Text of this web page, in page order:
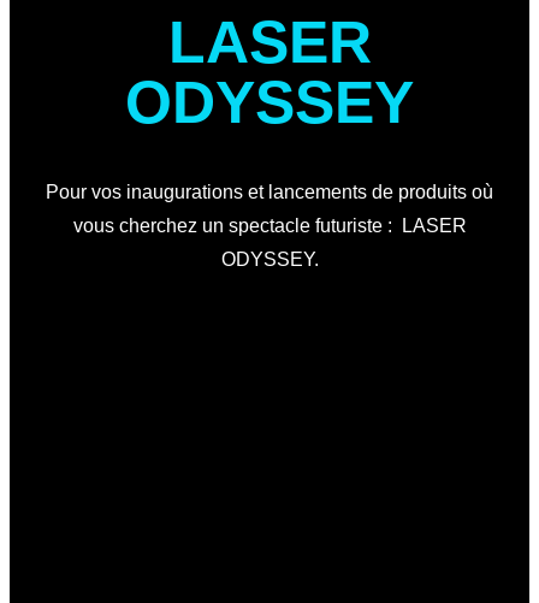
LASER
ODYSSEY
Pour vos inaugurations et lancements de produits où
vous cherchez un spectacle futuriste : LASER
ODYSSEY.